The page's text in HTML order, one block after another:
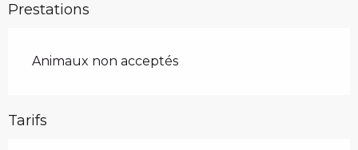
Prestations
Animaux non acceptés
Tarifs